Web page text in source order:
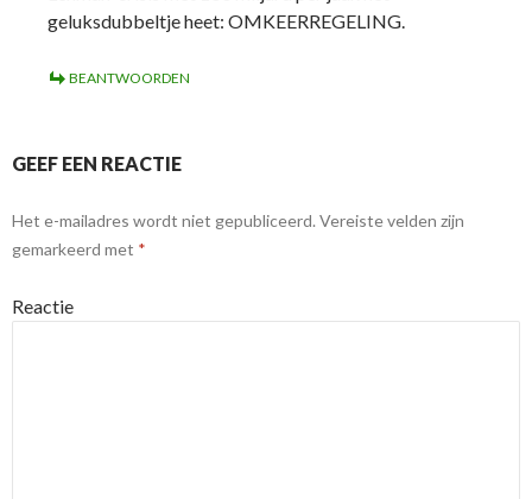
geluksdubbeltje heet: OMKEERREGELING.
BEANTWOORDEN
GEEF EEN REACTIE
Het e-mailadres wordt niet gepubliceerd. Vereiste velden zijn
gemarkeerd met *
Reactie